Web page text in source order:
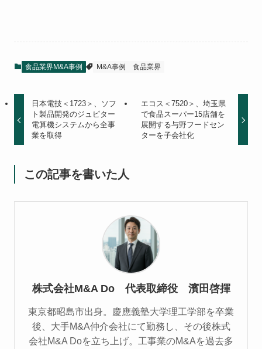
食品業界M&A事例 M&A事例 食品業界
日本電技＜1723＞、ソフ
ト製品開発のジュピター
電算機システムから全事
業を取得
エコス＜7520＞、埼玉県
で食品スーパー15店舗を
展開する与野フードセン
ターを子会社化
この記事を書いた人
株式会社M&A Do 代表取締役 濱田啓揮
東京都昭島市出身。慶應義塾大学理工学部を卒業
後、大手M&A仲介会社にて勤務し、その後株式
会社M&A Doを立ち上げ。工事業のM&Aを過去多